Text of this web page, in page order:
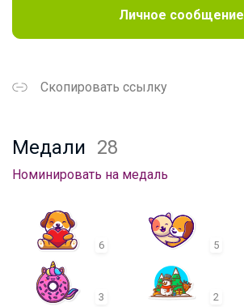
Личное сообщение
Скопировать ссылку
Медали 28
Номинировать на медаль
6 5
3 2